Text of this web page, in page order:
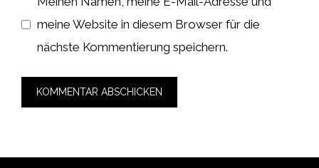
meine Website in diesem Browser für die
nächste Kommentierung speichern.